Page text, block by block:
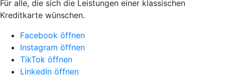
Für alle, die sich die Leistungen einer klassischen
Kreditkarte wünschen.
Facebook öffnen
Instagram öffnen
TikTok öffnen
LinkedIn öffnen